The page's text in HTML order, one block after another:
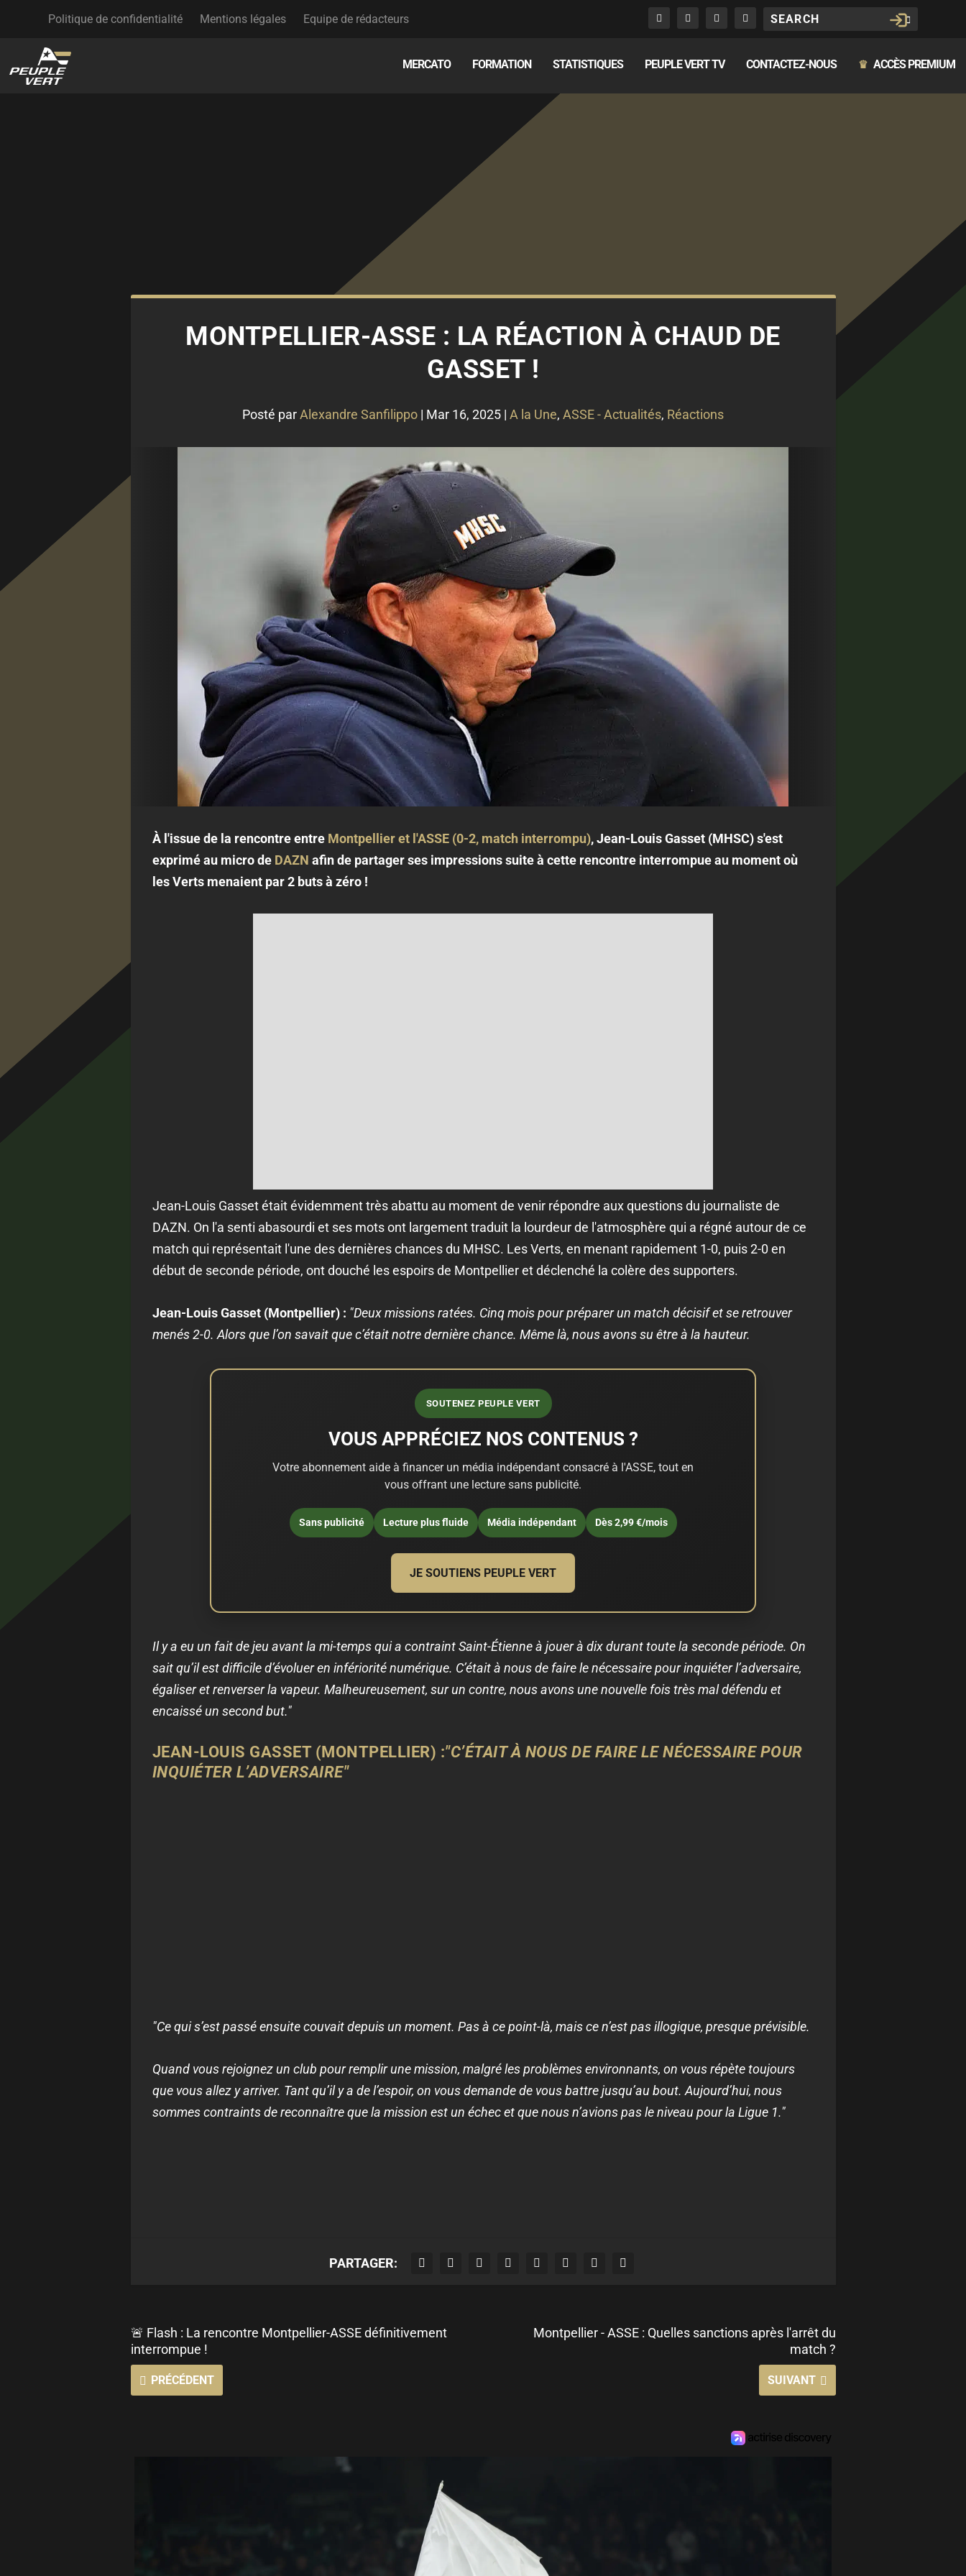
Politique de confidentialité Mentions légales Equipe de rédacteurs
MERCATO FORMATION STATISTIQUES PEUPLE VERT TV CONTACTEZ-NOUS ♛ ACCÈS PREMIUM
MONTPELLIER-ASSE : LA RÉACTION À CHAUD DE
GASSET !
Posté parAlexandre Sanfilippo | Mar 16, 2025 | A la Une, ASSE - Actualités, Réactions
À l'issue de la rencontre entre Montpellier et l'ASSE (0-2, match interrompu), Jean-Louis Gasset (MHSC) s'est
exprimé au micro de DAZN afin de partager ses impressions suite à cette rencontre interrompue au moment où
les Verts menaient par 2 buts à zéro !
Jean-Louis Gasset était évidemment très abattu au moment de venir répondre aux questions du journaliste de
DAZN. On l'a senti abasourdi et ses mots ont largement traduit la lourdeur de l'atmosphère qui a régné autour de ce
match qui représentait l'une des dernières chances du MHSC. Les Verts, en menant rapidement 1-0, puis 2-0 en
début de seconde période, ont douché les espoirs de Montpellier et déclenché la colère des supporters.
Jean-Louis Gasset (Montpellier) : "Deux missions ratées. Cinq mois pour préparer un match décisif et se retrouver
menés 2-0. Alors que l’on savait que c’était notre dernière chance. Même là, nous avons su être à la hauteur.
SOUTENEZ PEUPLE VERT
VOUS APPRÉCIEZ NOS CONTENUS ?
Votre abonnement aide à financer un média indépendant consacré à l'ASSE, tout en
vous offrant une lecture sans publicité.
Sans publicité Lecture plus fluide Média indépendant Dès 2,99 €/mois
JE SOUTIENS PEUPLE VERT
Il y a eu un fait de jeu avant la mi-temps qui a contraint Saint-Étienne à jouer à dix durant toute la seconde période. On
sait qu’il est difficile d’évoluer en infériorité numérique. C’était à nous de faire le nécessaire pour inquiéter l’adversaire,
égaliser et renverser la vapeur. Malheureusement, sur un contre, nous avons une nouvelle fois très mal défendu et
encaissé un second but."
JEAN-LOUIS GASSET (MONTPELLIER) :"C’ÉTAIT À NOUS DE FAIRE LE NÉCESSAIRE POUR
INQUIÉTER L’ADVERSAIRE"
"Ce qui s’est passé ensuite couvait depuis un moment. Pas à ce point-là, mais ce n’est pas illogique, presque prévisible.
Quand vous rejoignez un club pour remplir une mission, malgré les problèmes environnants, on vous répète toujours
que vous allez y arriver. Tant qu’il y a de l’espoir, on vous demande de vous battre jusqu’au bout. Aujourd’hui, nous
sommes contraints de reconnaître que la mission est un échec et que nous n’avions pas le niveau pour la Ligue 1."
PARTAGER:
🚨 Flash : La rencontre Montpellier-ASSE définitivement
interrompue !
PRÉCÉDENT
Montpellier - ASSE : Quelles sanctions après l'arrêt du
match ?
SUIVANT